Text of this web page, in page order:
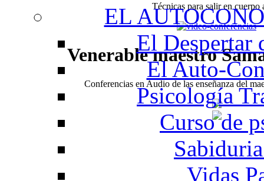
Técnicas para salir en cuerpo
Venerable maestro
Conferencias en Audio de las enseñanza del
EL
El Despertar
El Auto-
Psicología
Curso de
Vidas